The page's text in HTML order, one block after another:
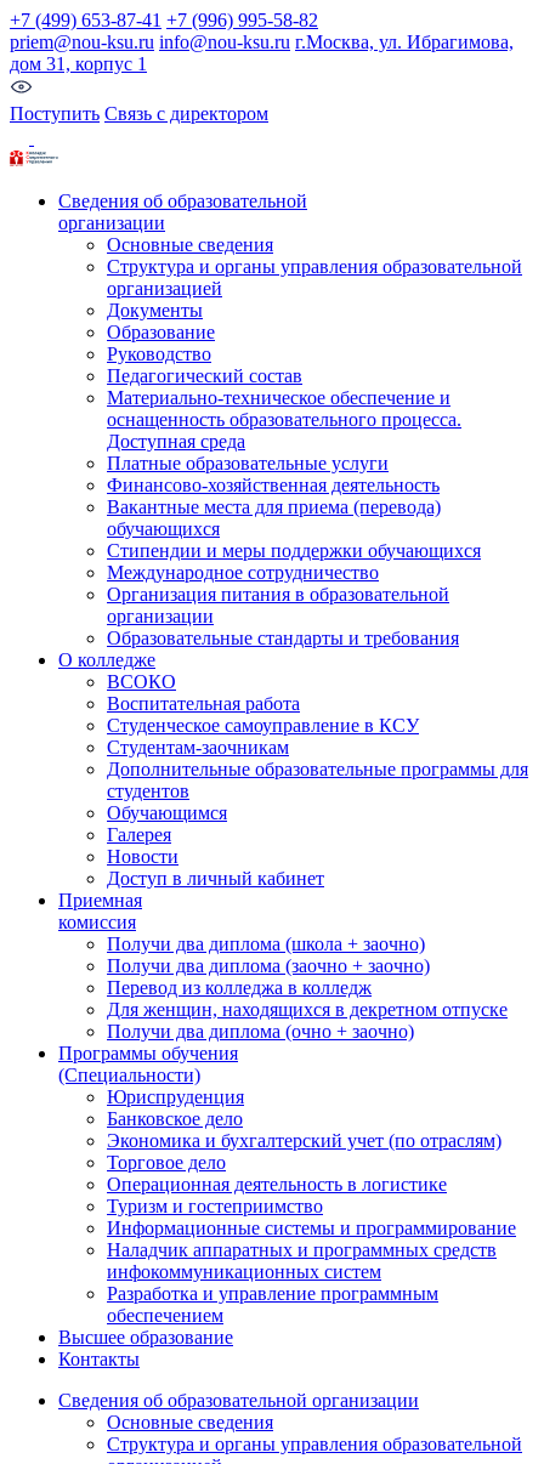
+7 (499) 653-87-41 +7 (996) 995-58-82
priem@nou-ksu.ru info@nou-ksu.ru г.Москва, ул. Ибрагимова,
дом 31, корпус 1
Поступить Связь с директором
Сведения об образовательной
организации
Основные сведения
Структура и органы управления образовательной
организацией
Документы
Образование
Руководство
Педагогический состав
Материально-техническое обеспечение и
оснащенность образовательного процесса.
Доступная среда
Платные образовательные услуги
Финансово-хозяйственная деятельность
Вакантные места для приема (перевода)
обучающихся
Стипендии и меры поддержки обучающихся
Международное сотрудничество
Организация питания в образовательной
организации
Образовательные стандарты и требования
О колледже
ВСОКО
Воспитательная работа
Студенческое самоуправление в КСУ
Студентам-заочникам
Дополнительные образовательные программы для
студентов
Обучающимся
Галерея
Новости
Доступ в личный кабинет
Приемная
комиссия
Получи два диплома (школа + заочно)
Получи два диплома (заочно + заочно)
Перевод из колледжа в колледж
Для женщин, находящихся в декретном отпуске
Получи два диплома (очно + заочно)
Программы обучения
(Специальности)
Юриспруденция
Банковское дело
Экономика и бухгалтерский учет (по отраслям)
Торговое дело
Операционная деятельность в логистике
Туризм и гостеприимство
Информационные системы и программирование
Наладчик аппаратных и программных средств
инфокоммуникационных систем
Разработка и управление программным
обеспечением
Высшее образование
Контакты
Сведения об образовательной организации
Основные сведения
Структура и органы управления образовательной